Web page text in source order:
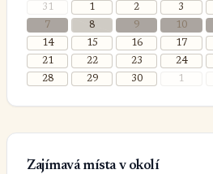
31 1 2 3
7
8 9 10
14
15 16 17
21
22 23 24
28
29 30 1
Zajímavá místa v okolí